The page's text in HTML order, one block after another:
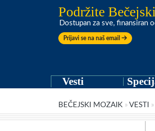
Podržite
Dostupan za sve, finansiran
Prijavi se na naš email
Vesti
BEČEJSKI MOZAIK » VESTI »